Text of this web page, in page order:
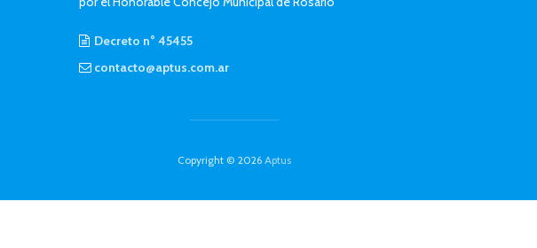
Decreto n° 45455
contacto@aptus.com.ar
Copyright © 2026 Aptus